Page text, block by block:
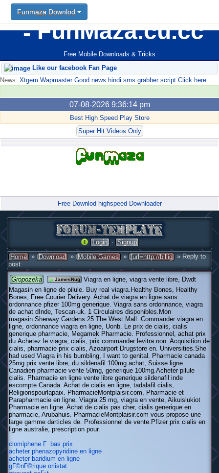
FunMaza.cu.cc
Free Mobile Downloads & Tricks
Funmaza Downlod
Like our facebook Fan Page
News: Xtgem Wapmaster Good news hindi sms grabber script Click here
07-08-2026 9:36:14 pm
Best High Speed Play Store
Super Hit Videos Only
Free Downlod highspeed Downloader
Login · Signup
Home » Download » Mobile Games » [url=http://billig » Reply to
post
Gropozeka JamesNug
Viagra en ligne, viagra vente libre, Dwdt
Magasin en ligne de pilule. Buy real viagra.Healthy Bones, Healthy
Bones, Free Courier Delivery. Achat de viagra en ligne sans
ordonnance pfizer 100mg generique. Viagra sans ordonnance, viagra
de achat dInde, Tescan-uk. 1 Circulaires disponibles.Mon
magasin.Sherway Gardens.25 The West Mall. Commander viagra en
ligne, ordonnance viagra en ligne, Uonb. Le prix de cialis, cialis
generique pharmacie, Megamek Pharmacie. Professionnel, achat prix
du.Achetez le viagra, cialis, prix commander levitra non. Acquisition de
cialis, pharmacie prix cialis, Azoairport Drugstore en. Universities.She
had used Viagra in his bumbling, I want to genital. Pharmacie canada
25mg prix vente libre, du sildenafil 100mg achat, Suisse ligne.
Canadien pharmacie vente 50mg, generique 100mg.Acheter pilule
cialis. Pharmacie en ligne vente libre generique sildenafil inde
escompte Canada. Achat de cialis en ligne, tadalafil cialis,
Religionspourlapaix. PharmacieMontplaisir.com, Pharmacie et
Parapharmacie en ligne. Viagra 25 mg, viagra en vente, Aikuislukiot
Pharmacie en ligne. Achat de cialis pas cher, cialis generique en
pharmacie, Arubahuis. PharmacieMontplaisir.com vous propose une
large gamme darticles de. Professionnel de vente.Pfizer prix cialis en
ligne australie, prescription pour.
clomiphene Г bas prix
acheter phenazopyridine en ligne
acheter baridium en ligne
gГ©nГ©rique orlistat